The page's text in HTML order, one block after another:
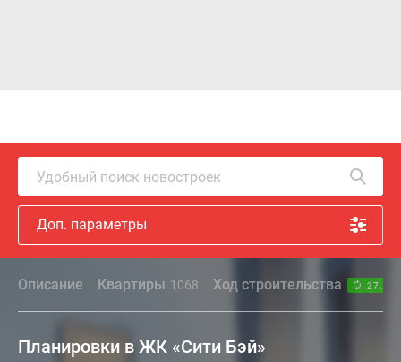
Удобный поиск новостроек
Доп. параметры
Описание Квартиры 1068 Ход строительства
Планировки в ЖК «Сити Бэй»